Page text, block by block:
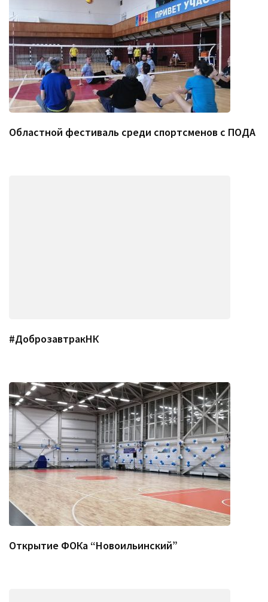
Областной фестиваль среди спортсменов с ПОДА
#ДоброзавтракНК
Открытие ФОКа “Новоильинский”